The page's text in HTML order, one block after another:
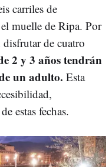
carriles de
muelle de Ripa. Por
disfrutar de cuatro
2 y 3 años tendrán
un adulto. Esta
estas fechas.